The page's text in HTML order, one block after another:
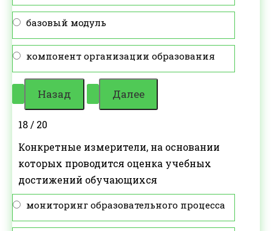
базовый модуль
компонент организации образования
18 / 20
Конкретные измерители, на основании
которых проводится оценка учебных
достижений обучающихся
мониторинг образовательного процесса